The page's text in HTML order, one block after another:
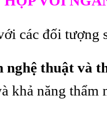
các đối tượng
nghệ thuật và
khả năng